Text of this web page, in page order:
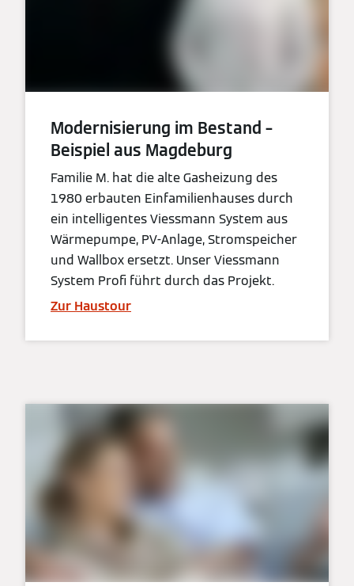
Modernisierung im Bestand –
Beispiel aus Magdeburg
Familie M. hat die alte Gasheizung des
1980 erbauten Einfamilienhauses durch
ein intelligentes Viessmann System aus
Wärmepumpe, PV-Anlage, Stromspeicher
und Wallbox ersetzt. Unser Viessmann
System Profi führt durch das Projekt.
Zur Haustour